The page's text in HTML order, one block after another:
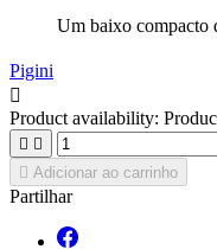
Um baixo compacto
Pigini

Product availability:
 
 Adicionar ao carrinho
Partilhar